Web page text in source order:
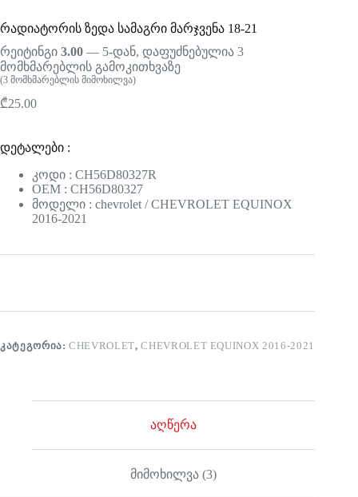
რადიატორის ზედა სამაგრი მარჯვენა 18-21
რეიტინგი 3.00 — 5-დან, დაფუძნებულია 3
მომხმარებლის გამოკითხვაზე
(3 მომხმარებლის მიმოხილვა)
₾25.00
დეტალები :
კოდი : CH56D80327R
OEM : CH56D80327
მოდელი : chevrolet / CHEVROLET EQUINOX
2016-2021
ᲙᲐᲢᲔᲒᲝᲠᲘᲐ:CHEVROLET,CHEVROLET EQUINOX 2016-2021
აღწერა
მიმოხილვა (3)